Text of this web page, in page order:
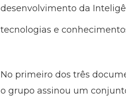
desenvolvimento da
tecnologias e
No primeiro dos três
o grupo assinou um